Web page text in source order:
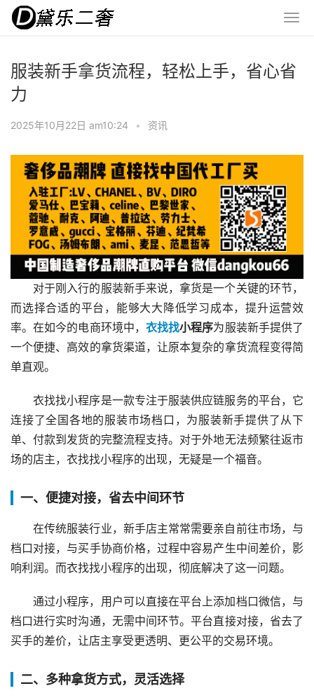
服装新手拿货流程，轻松上手，省心省
力
2025年10月22日 am10:24 • 资讯
对于刚入行的服装新手来说，拿货是一个关键的环节，
而选择合适的平台，能够大大降低学习成本，提升运营效
率。在如今的电商环境中， 衣找找小程序为服装新手提供了
一个便捷、高效的拿货渠道，让原本复杂的拿货流程变得简
单直观。
衣找找小程序是一款专注于服装供应链服务的平台，它
连接了全国各地的服装市场档口，为服装新手提供了从下
单、付款到发货的完整流程支持。对于外地无法频繁往返市
场的店主，衣找找小程序的出现，无疑是一个福音。
一、便捷对接，省去中间环节
在传统服装行业，新手店主常常需要亲自前往市场，与
档口对接，与买手协商价格，过程中容易产生中间差价，影
响利润。而衣找找小程序的出现，彻底解决了这一问题。
通过小程序，用户可以直接在平台上添加档口微信，与
档口进行实时沟通，无需中间环节。平台直接对接，省去了
买手的差价，让店主享受更透明、更公平的交易环境。
二、多种拿货方式，灵活选择